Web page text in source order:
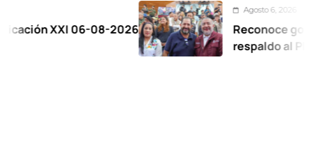
XXI 06-08-2026
Agosto 6, 2026
Reconoce
respaldo al Plan de la